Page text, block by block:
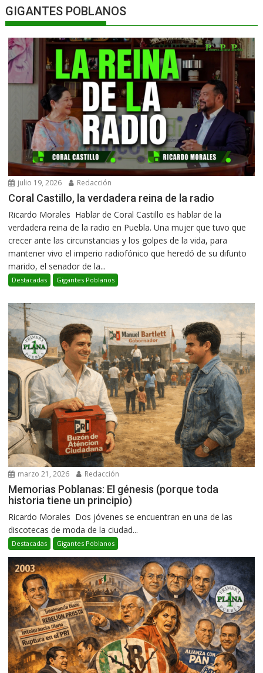
GIGANTES POBLANOS
julio 19, 2026 Redacción
Coral Castillo, la verdadera reina de la radio
Ricardo Morales Hablar de Coral Castillo es hablar de la
verdadera reina de la radio en Puebla. Una mujer que tuvo que
crecer ante las circunstancias y los golpes de la vida, para
mantener vivo el imperio radiofónico que heredó de su difunto
marido, el senador de la...
Destacadas Gigantes Poblanos
marzo 21, 2026 Redacción
Memorias Poblanas: El génesis (porque toda
historia tiene un principio)
Ricardo Morales Dos jóvenes se encuentran en una de las
discotecas de moda de la ciudad...
Destacadas Gigantes Poblanos